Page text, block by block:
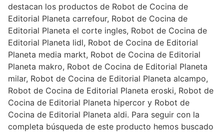
destacan los productos de Robot de Cocina de
Editorial Planeta carrefour, Robot de Cocina de
Editorial Planeta el corte ingles, Robot de Cocina de
Editorial Planeta lidl, Robot de Cocina de Editorial
Planeta media markt, Robot de Cocina de Editorial
Planeta makro, Robot de Cocina de Editorial Planeta
milar, Robot de Cocina de Editorial Planeta alcampo,
Robot de Cocina de Editorial Planeta eroski, Robot de
Cocina de Editorial Planeta hipercor y Robot de
Cocina de Editorial Planeta aldi. Para seguir con la
completa búsqueda de este producto hemos buscado